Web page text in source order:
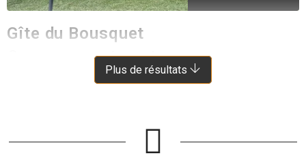
Gîte du Bousquet
CASSAGNES-BÉGONHÈS À 7.5 KM DE AURIAC-LAGAST
Plus de résultats